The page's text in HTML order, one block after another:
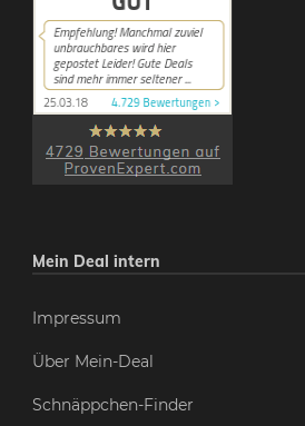
Mein Deal intern
Impressum
Über Mein-Deal
Schnäppchen-Finder